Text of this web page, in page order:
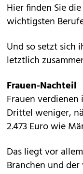
Hier finden Sie die
wichtigsten
Und so setzt sich
letztlich
Frauen-Nachteil
Frauen
Drittel weniger,
2.473 Euro wie
Das liegt vor
Branchen und